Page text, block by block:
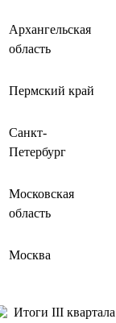
Архангельская
область
Пермский край
Санкт-
Петербург
Московская
область
Москва